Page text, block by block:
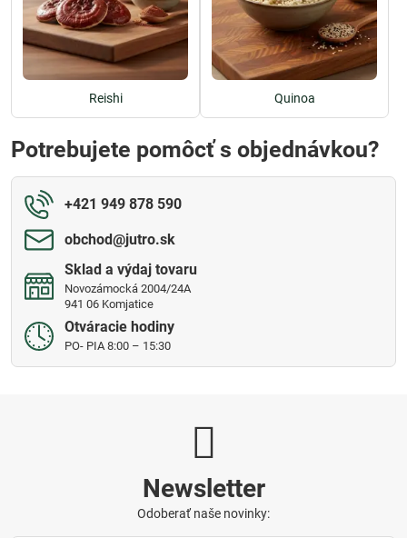
Reishi Quinoa
Potrebujete pomôcť s objednávkou?
+421 949 878 590
obchod​@jutro​.sk
Sklad a výdaj tovaru
Novozámocká 2004/24A
941 06 Komjatice
Otváracie hodiny
PO- PIA 8:00 – 15:30
Newsletter
Odoberať naše novinky: